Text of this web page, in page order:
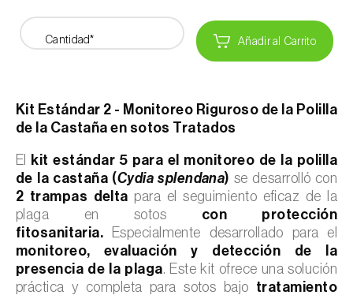
Cantidad* Añadir al Carrito
Kit Estándar 2 - Monitoreo Riguroso de la Polilla
de la Castaña en sotos Tratados
El
kit estándar 5 para el monitoreo de la polilla
de la castaña (Cydia splendana) se desarrolló con
2 trampas delta para el seguimiento eficaz de la
plaga en sotos con protección
fitosanitaria.
Especialmente desarrollado para el
monitoreo, evaluación y detección de la
presencia de la plaga. Este kit ofrece una solución
práctica y completa para sotos bajo tratamiento